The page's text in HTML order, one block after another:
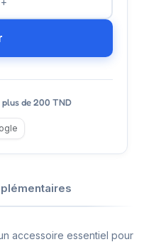
de 200 TND
accessoire essentiel pour